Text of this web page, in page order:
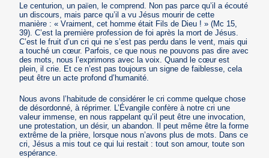
Le centurion, un païen, le comprend. Non pas parce qu’il a écouté
un discours, mais parce qu’il a vu Jésus mourir de cette
manière : « Vraiment, cet homme était Fils de Dieu ! » (Mc 15,
39). C’est la première profession de foi après la mort de Jésus.
C’est le fruit d’un cri qui ne s’est pas perdu dans le vent, mais qui
a touché un cœur. Parfois, ce que nous ne pouvons pas dire avec
des mots, nous l’exprimons avec la voix. Quand le cœur est
plein, il crie. Et ce n’est pas toujours un signe de faiblesse, cela
peut être un acte profond d’humanité.
Nous avons l’habitude de considérer le cri comme quelque chose
de désordonné, à réprimer. L’Évangile confère à notre cri une
valeur immense, en nous rappelant qu’il peut être une invocation,
une protestation, un désir, un abandon. Il peut même être la forme
extrême de la prière, lorsque nous n’avons plus de mots. Dans ce
cri, Jésus a mis tout ce qui lui restait : tout son amour, toute son
espérance.